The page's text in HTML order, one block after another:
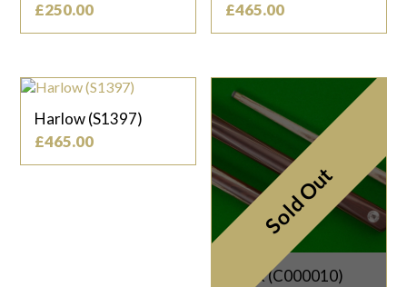
£250.00
£465.00
Harlow (S1397)
£465.00
Sold Out
Hawk (C000010)